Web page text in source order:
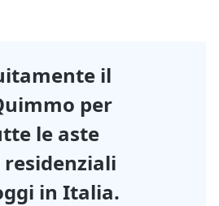
il
per
le aste
in Italia.